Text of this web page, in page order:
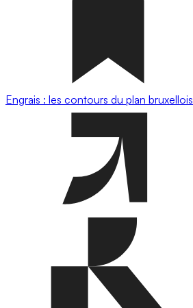
Engrais : les contours du plan bruxellois